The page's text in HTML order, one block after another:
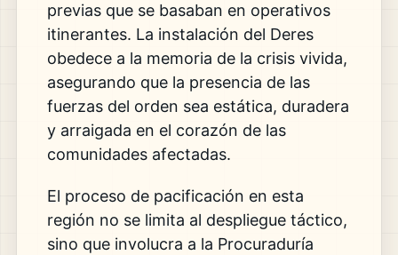
previas que se basaban en operativos
itinerantes. La instalación del Deres
obedece a la memoria de la crisis vivida,
asegurando que la presencia de las
fuerzas del orden sea estática, duradera
y arraigada en el corazón de las
comunidades afectadas.
El proceso de pacificación en esta
región no se limita al despliegue táctico,
sino que involucra a la Procuraduría